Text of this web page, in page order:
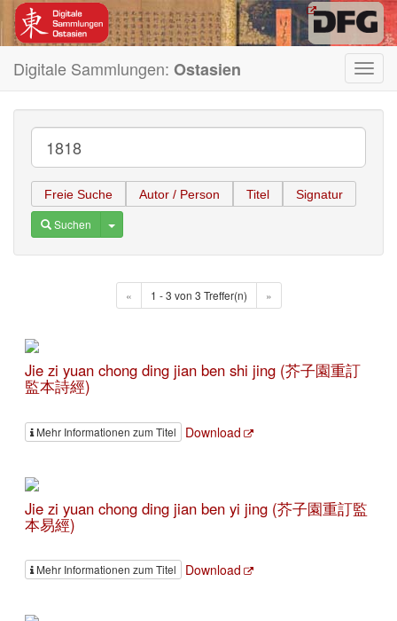
Digitale Sammlungen: Ostasien
Freie Suche Autor / Person Titel Signatur
Suchen Toggle Dropdown
« 1 - 3 von 3 Treffer(n) »
Jie zi yuan chong ding jian ben shi jing (芥子園重訂
監本詩經)
Mehr Informationen zum Titel Download
Jie zi yuan chong ding jian ben yi jing (芥子園重訂監
本易經)
Mehr Informationen zum Titel Download